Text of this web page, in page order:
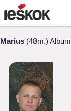
Marius (48m.)